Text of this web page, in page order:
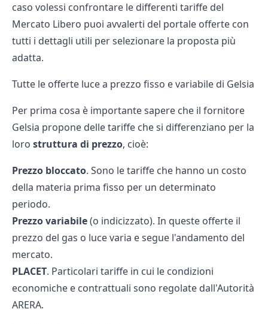
caso volessi confrontare le differenti tariffe del
Mercato Libero puoi avvalerti del portale offerte con
tutti i dettagli utili per selezionare la proposta più
adatta.
Tutte le offerte luce a prezzo fisso e variabile di Gelsia
Per prima cosa è importante sapere che il fornitore
Gelsia propone delle tariffe che si differenziano per la
loro struttura di prezzo, cioè:
Prezzo bloccato. Sono le tariffe che hanno un costo
della materia prima fisso per un determinato
periodo.
Prezzo variabile(o indicizzato). In queste offerte il
prezzo del gas o luce varia e segue l'andamento del
mercato.
PLACET. Particolari tariffe in cui le condizioni
economiche e contrattuali sono regolate dall'Autorità
ARERA.